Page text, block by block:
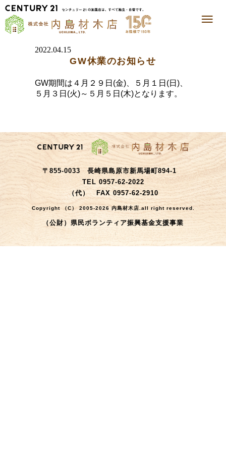
2022.04.15
GW休業のお知らせ
GW期間は４月２９日(金)、５月１日(日)、
５月３日(火)～５月５日(木)となります。
〒855-0033 長崎県島原市新馬場町894-1
TEL 0957-62-2022
（代） FAX 0957-62-2910
Copyright （C） 2005-2026 内島材木店.all right reserved.
（公財）県民ボランティア振興基金支援事業